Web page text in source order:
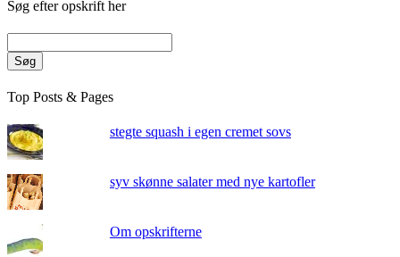
Søg efter opskrift her
Søg
Top Posts & Pages
stegte squash i egen cremet sovs
syv skønne salater med nye kartofler
Om opskrifterne